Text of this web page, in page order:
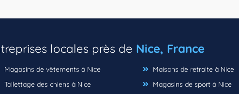
locales près de Nice, France
Magasins de vêtements à Nice
Toilettage des chiens à Nice
Maisons de retraite à Nice
Magasins de sport à Nice